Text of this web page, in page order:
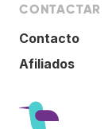
CONTACTAR
Contacto
Afiliados